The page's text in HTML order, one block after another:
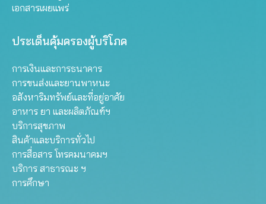
เอกสารเผยแพร่
ประเด็นคุ้มครองผู้บริโภค
การเงินและการธนาคาร
การขนส่งและยานพาหนะ
อสังหาริมทรัพย์และที่อยู่อาศัย
อาหาร ยา และผลิตภัณฑ์ฯ
บริการสุขภาพ
สินค้าและบริการทั่วไป
การสื่อสาร โทรคมนาคมฯ
บริการ สาธารณะ ฯ
การศึกษา